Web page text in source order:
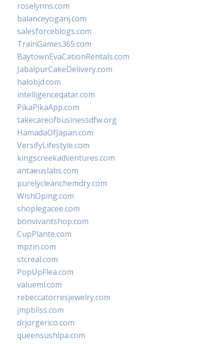
roselynns.com
balanceyoganj.com
salesforceblogs.com
TrainGames365.com
BaytownEvaCationRentals.com
JabalpurCakeDelivery.com
halobjd.com
intelligenceqatar.com
PikaPikaApp.com
takecareofbusinessdfw.org
HamadaOfJapan.com
VersifyLifestyle.com
kingscreekadventures.com
antaeuslabs.com
purelycleanchemdry.com
WishOping.com
shoplegacee.com
bonvivantshop.com
CupPlante.com
mpzin.com
stcreal.com
PopUpFlea.com
valueml.com
rebeccatorresjewelry.com
jmpbliss.com
drjorgerico.com
queensushipa.com